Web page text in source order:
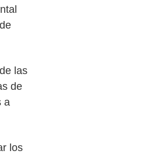
las
de
a
los